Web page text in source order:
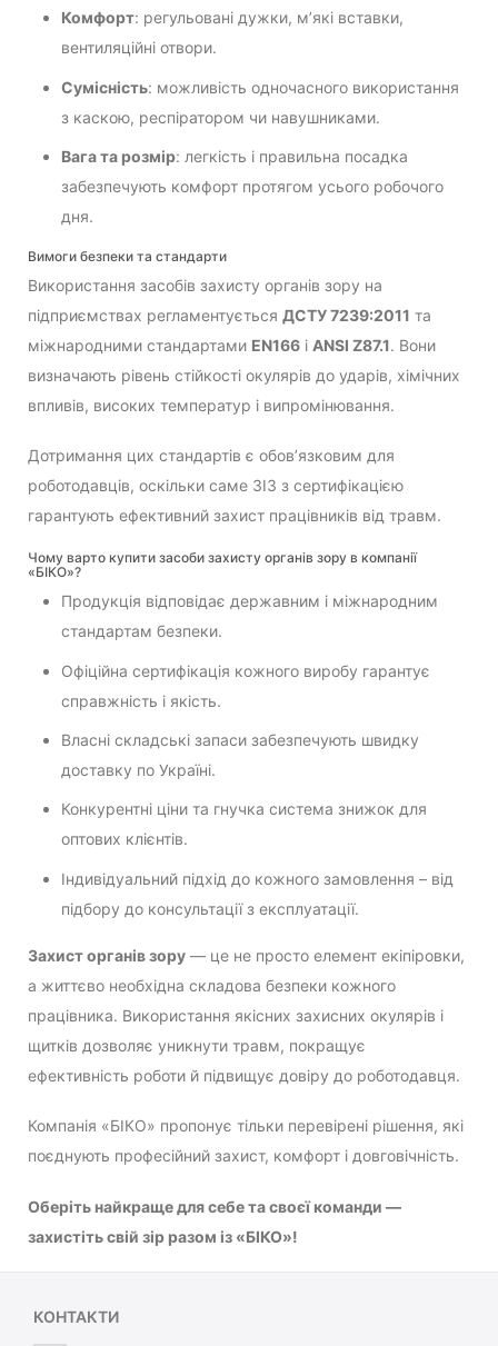
Комфорт: регульовані дужки, м’які вставки,
вентиляційні отвори.
Сумісність: можливість одночасного використання
з каскою, респіратором чи навушниками.
Вага та розмір: легкість і правильна посадка
забезпечують комфорт протягом усього робочого
дня.
Вимоги безпеки та стандарти
Використання засобів захисту органів зору на
підприємствах регламентується ДСТУ 7239:2011 та
міжнародними стандартами EN166 і ANSI Z87.1. Вони
визначають рівень стійкості окулярів до ударів, хімічних
впливів, високих температур і випромінювання.
Дотримання цих стандартів є обов’язковим для
роботодавців, оскільки саме ЗІЗ з сертифікацією
гарантують ефективний захист працівників від травм.
Чому варто купити засоби захисту органів зору в компанії
«БІКО»?
Продукція відповідає державним і міжнародним
стандартам безпеки.
Офіційна сертифікація кожного виробу гарантує
справжність і якість.
Власні складські запаси забезпечують швидку
доставку по Україні.
Конкурентні ціни та гнучка система знижок для
оптових клієнтів.
Індивідуальний підхід до кожного замовлення – від
підбору до консультації з експлуатації.
Захист органів зору — це не просто елемент екіпіровки,
а життєво необхідна складова безпеки кожного
працівника. Використання якісних захисних окулярів і
щитків дозволяє уникнути травм, покращує
ефективність роботи й підвищує довіру до роботодавця.
Компанія «БІКО» пропонує тільки перевірені рішення, які
поєднують професійний захист, комфорт і довговічність.
Оберіть найкраще для себе та своєї команди —
захистіть свій зір разом із «БІКО»!
КОНТАКТИ